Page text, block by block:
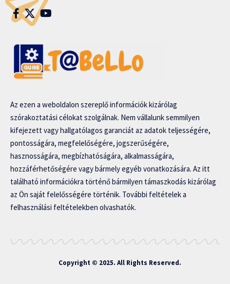
Az ezen a weboldalon szereplő információk kizárólag
szórakoztatási célokat szolgálnak. Nem vállalunk semmilyen
kifejezett vagy hallgatólagos garanciát az adatok teljességére,
pontosságára, megfelelőségére, jogszerűségére,
hasznosságára, megbízhatóságára, alkalmasságára,
hozzáférhetőségére vagy bármely egyéb vonatkozására. Az itt
található információkra történő bármilyen támaszkodás kizárólag
az Ön saját felelősségére történik. További feltételek a
felhasználási feltételekben olvashatók.
Copyright © 2025. All Rights Reserved.